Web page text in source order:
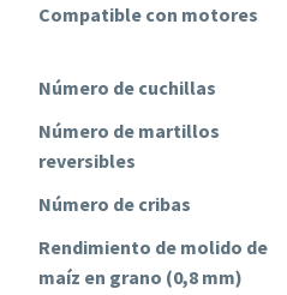
Compatible con motores
Número de cuchillas
Número de martillos
reversibles
Número de cribas
Rendimiento de molido de
maíz en grano (0,8 mm)